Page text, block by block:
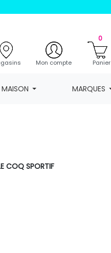
Mon compte
0
Panier
MAISON MARQUES
COQ SPORTIF